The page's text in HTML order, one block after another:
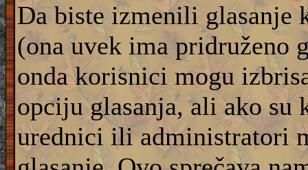
Da biste izmenili glasanje
(ona uvek ima pridruženo
onda korisnici mogu
opciju glasanja, ali ako su
urednici ili administratori